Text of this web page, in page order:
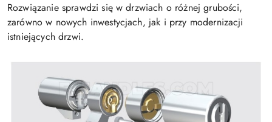
Rozwiązanie sprawdzi się w drzwiach o różnej grubości,
zarówno w nowych inwestycjach, jak i przy modernizacji
istniejących drzwi.